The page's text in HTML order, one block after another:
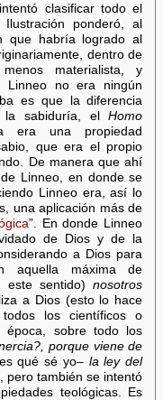
clasificar todo el
ponderó, al
que habría logrado al
dentro de
materialista, y
Linneo no era ningún
es que la diferencia
la sabiduría, elHomo
era una propiedad
que era el propio
De manera que ahí
Linneo, en donde se
Linneo era, así lo
una aplicación más de
”. En donde Linneo
de Dios y de la
a Dios para
aquella máxima de
este sentido)nosotros
a Dios (esto lo hace
todos los científicos o
época, sobre todo los
porque viene de
qué sé yo– la ley del
pero también se intentó
teológicas. Es